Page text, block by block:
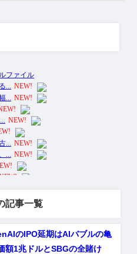
記事一覧
のIPO延期はAIバブルの亀
額1兆ドルとSBGの全賭け